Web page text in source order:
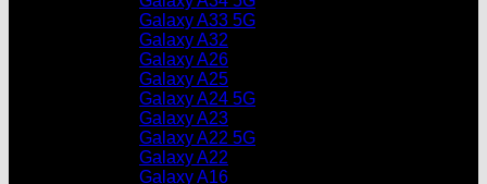
Galaxy A33 5G
Galaxy A32
Galaxy A26
Galaxy A25
Galaxy A24 5G
Galaxy A23
Galaxy A22 5G
Galaxy A22
Galaxy A16